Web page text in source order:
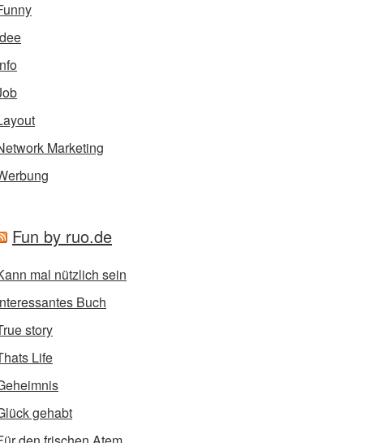
Marketing
Fun by ruo.de
mal nützlich sein
Buch
story
Life
gehabt